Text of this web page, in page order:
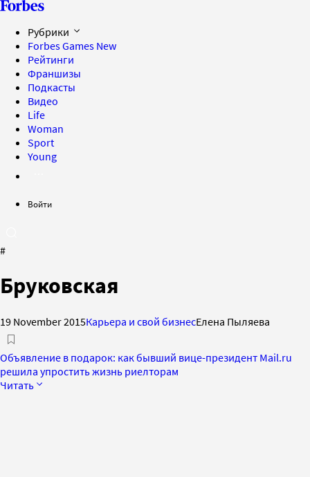
Рубрики
Forbes Games New
Рейтинги
Франшизы
Подкасты
Видео
Life
Woman
Sport
Young
Войти
#
Бруковская
19 November 2015Карьера и свой бизнесЕлена Пыляева
Объявление в подарок: как бывший вице-президент Mail.ru
решила упростить жизнь риелторам
Читать